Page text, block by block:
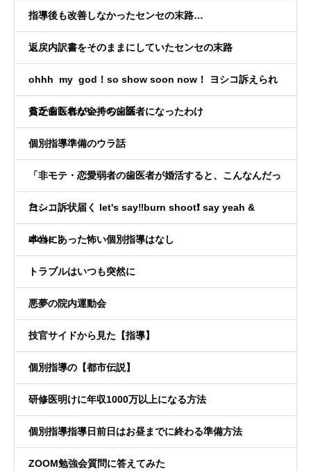
指導後も改善しなかったセンセの末路…
返戻内訳書をそのままにしていたセンセの末路
ohhh my god！so show soon now！ ヨシコ訴えられ
るかもしれない！の、話
貧乏歯医者が金持ち歯医者になったわけ
個別指導準備のウラ話
「非モテ・恋愛弱者の歯医者が婚活すると、こんなんだっ
た…」
ヨシコ訴状届く let's say‼️burn shoot❗️ say yeah &
close！
本当にあった怖い個別指導はなし
トラブルはいつも突然に
悪夢の院内運動会
技官サイドから見た【指導】
個別指導の【都市伝説】
研修医明けに年収1000万以上になる方法
個別指導指導日前日はお昼までに終わる準備方法
ZOOM勉強会質問に答えてみた